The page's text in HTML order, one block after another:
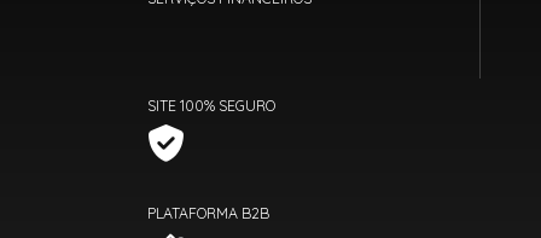
SITE 100% SEGURO
PLATAFORMA B2B